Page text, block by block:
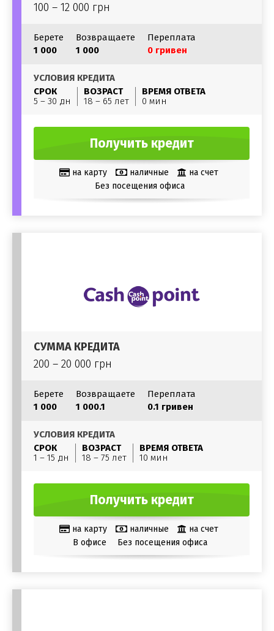
100 – 12 000 грн
Берете
1 000
Возвращаете
1 000
Переплата
0 гривен
УСЛОВИЯ КРЕДИТА
СРОК
5 – 30 дн
ВОЗРАСТ
18 – 65 лет
ВРЕМЯ ОТВЕТА
0 мин
Получить кредит
на карту наличные
на счет
Без посещения офиса
СУММА КРЕДИТА
200 – 20 000 грн
Берете
1 000
Возвращаете
1 000.1
Переплата
0.1 гривен
УСЛОВИЯ КРЕДИТА
СРОК
1 – 15 дн
ВОЗРАСТ
18 – 75 лет
ВРЕМЯ ОТВЕТА
10 мин
Получить кредит
на карту наличные
на счет
В офисе
Без посещения офиса